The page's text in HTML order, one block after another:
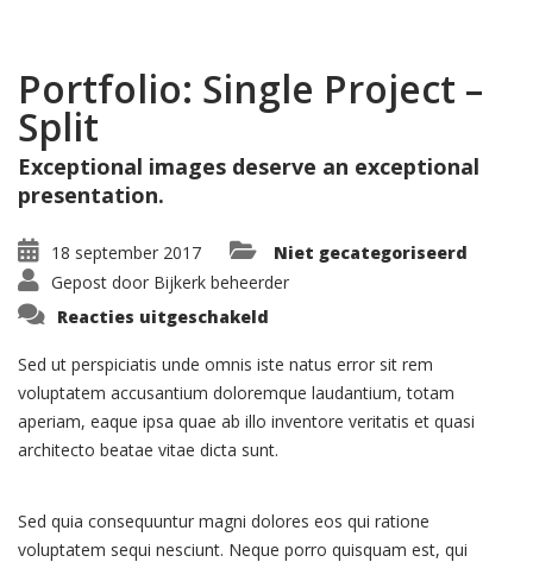
Portfolio: Single Project –
Split
Exceptional images deserve an exceptional
presentation.
18 september 2017
Niet gecategoriseerd
Gepost door Bijkerk beheerder
Reacties uitgeschakeld
Project
–
Split
Sed ut perspiciatis unde omnis iste natus error sit rem
voluptatem accusantium doloremque laudantium, totam
aperiam, eaque ipsa quae ab illo inventore veritatis et quasi
architecto beatae vitae dicta sunt.
Sed quia consequuntur magni dolores eos qui ratione
voluptatem sequi nesciunt. Neque porro quisquam est, qui